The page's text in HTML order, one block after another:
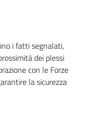
i fatti segnalati,
dei plessi
con le Forze
la sicurezza